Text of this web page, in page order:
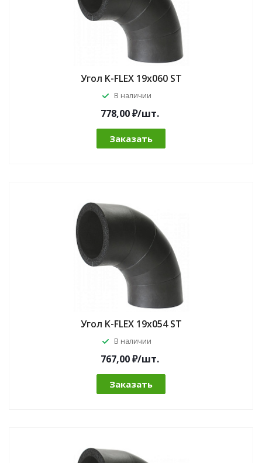
Угол K-FLEX 19x060 ST
В наличии
778,00 ₽/шт.
Заказать
Угол K-FLEX 19x054 ST
В наличии
767,00 ₽/шт.
Заказать